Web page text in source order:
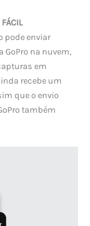
pode enviar
na nuvem,
em
recebe um
que o envio
também